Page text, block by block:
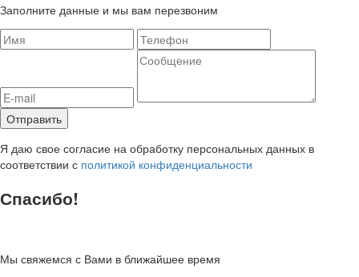
Заполните данные и мы вам перезвоним
Я даю свое согласие на обработку персональных данных в
соответствии с политикой конфиденциальности
Спасибо!
Мы свяжемся с Вами в ближайшее время